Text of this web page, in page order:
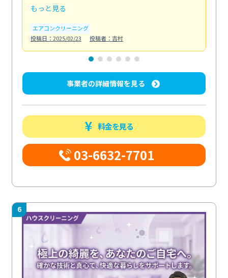
もっと見る
エアコンクリーニング
投稿日：2025/02/23
投稿者：吉村
事業者の詳細情報を見る
料金を見る
03-6632-7701
6